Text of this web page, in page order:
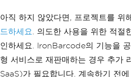
아직 하지 않았다면, 프로젝트를 위
드하세요. 의도한 사용을 위한 적절
인하세요. IronBarcode의 기능을
형 서비스로 재판매하는 경우 추가
SaaS)가 필요합니다. 계속하기 전에